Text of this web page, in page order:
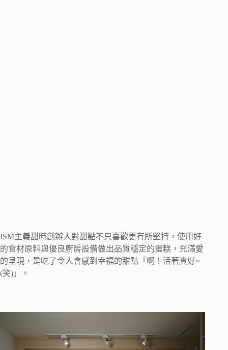
ISM主義甜時創辦人對甜點不只喜歡更有所堅持，使用好
的食材原料與優良廚房設備做出品質穩定的蛋糕，充滿愛
的呈現，是吃了令人會感到幸福的甜點「啊！活著真好~
(笑)」。